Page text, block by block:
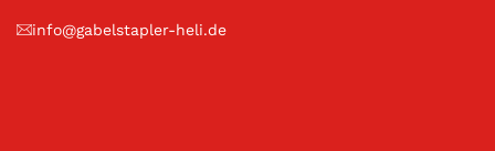
info@gabelstapler-heli.de